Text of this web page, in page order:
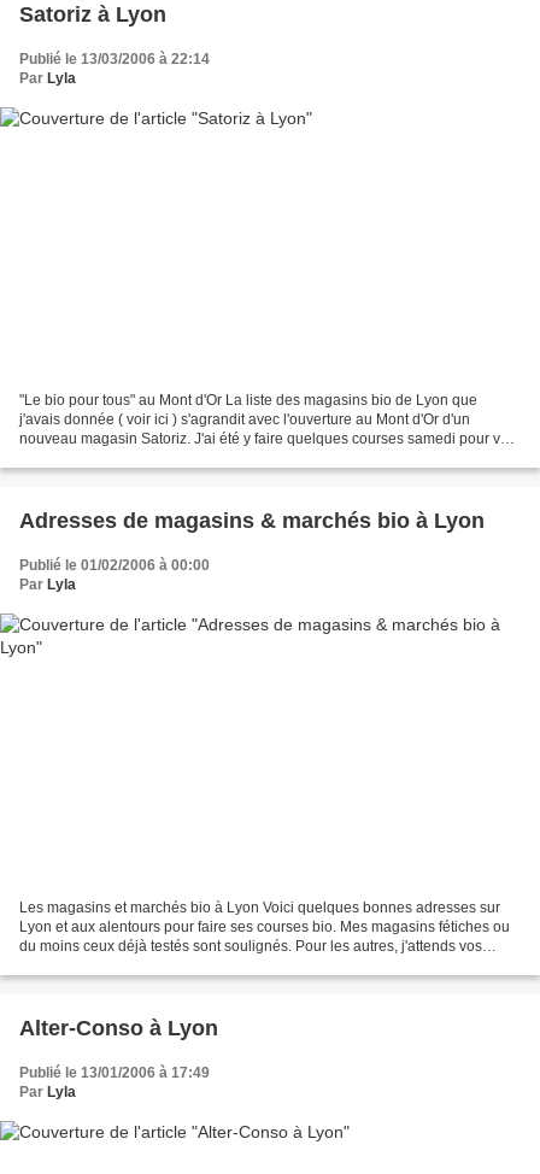
Satoriz à Lyon
Publié le 13/03/2006 à 22:14
Par Lyla
"Le bio pour tous" au Mont d'Or La liste des magasins bio de Lyon que
j'avais donnée ( voir ici ) s'agrandit avec l'ouverture au Mont d'Or d'un
nouveau magasin Satoriz. J'ai été y faire quelques courses samedi pour voir
Adresses de magasins & marchés bio à Lyon
Publié le 01/02/2006 à 00:00
Par Lyla
Les magasins et marchés bio à Lyon Voici quelques bonnes adresses sur
Lyon et aux alentours pour faire ses courses bio. Mes magasins fétiches ou
du moins ceux déjà testés sont soulignés. Pour les autres, j'attends vos
Alter-Conso à Lyon
Publié le 13/01/2006 à 17:49
Par Lyla